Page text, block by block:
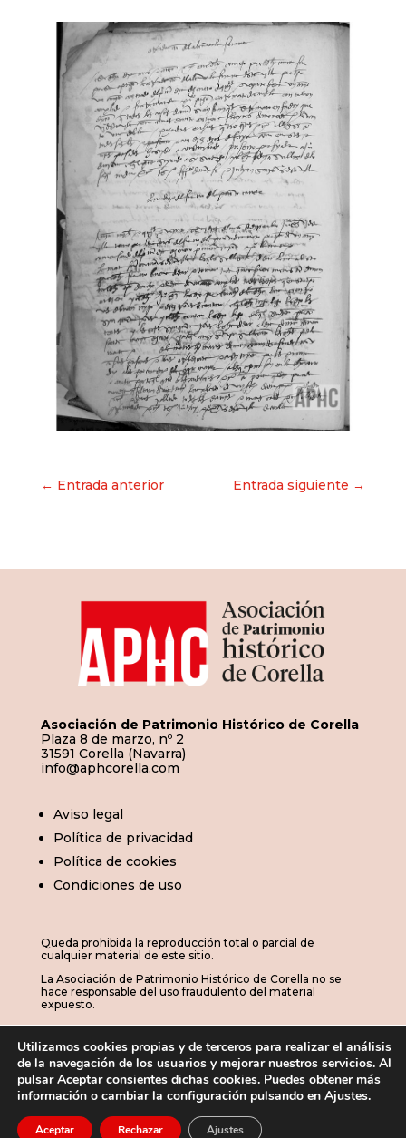
Navegación
← Entrada anterior Entrada siguiente →
Asociación de Patrimonio Histórico de Corella
Plaza 8 de marzo, nº 2
31591 Corella (Navarra)
info@aphcorella.com
Aviso legal
Política de privacidad
Política de cookies
Condiciones de uso
Queda prohibida la reproducción total o parcial de
cualquier material de este sitio.
La Asociación de Patrimonio Histórico de Corella no se
hace responsable del uso fraudulento del material
expuesto.
© 2026 | APHC · Asociación de Patrimonio
Histórico de Corella

Utilizamos cookies propias y de terceros para realizar el análisis
de la navegación de los usuarios y mejorar nuestros servicios. Al
pulsar Aceptar consientes dichas cookies. Puedes obtener más
información o cambiar la configuración pulsando en Ajustes.
Aceptar Rechazar Ajustes